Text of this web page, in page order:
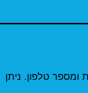
ומספר טלפון. ניתן